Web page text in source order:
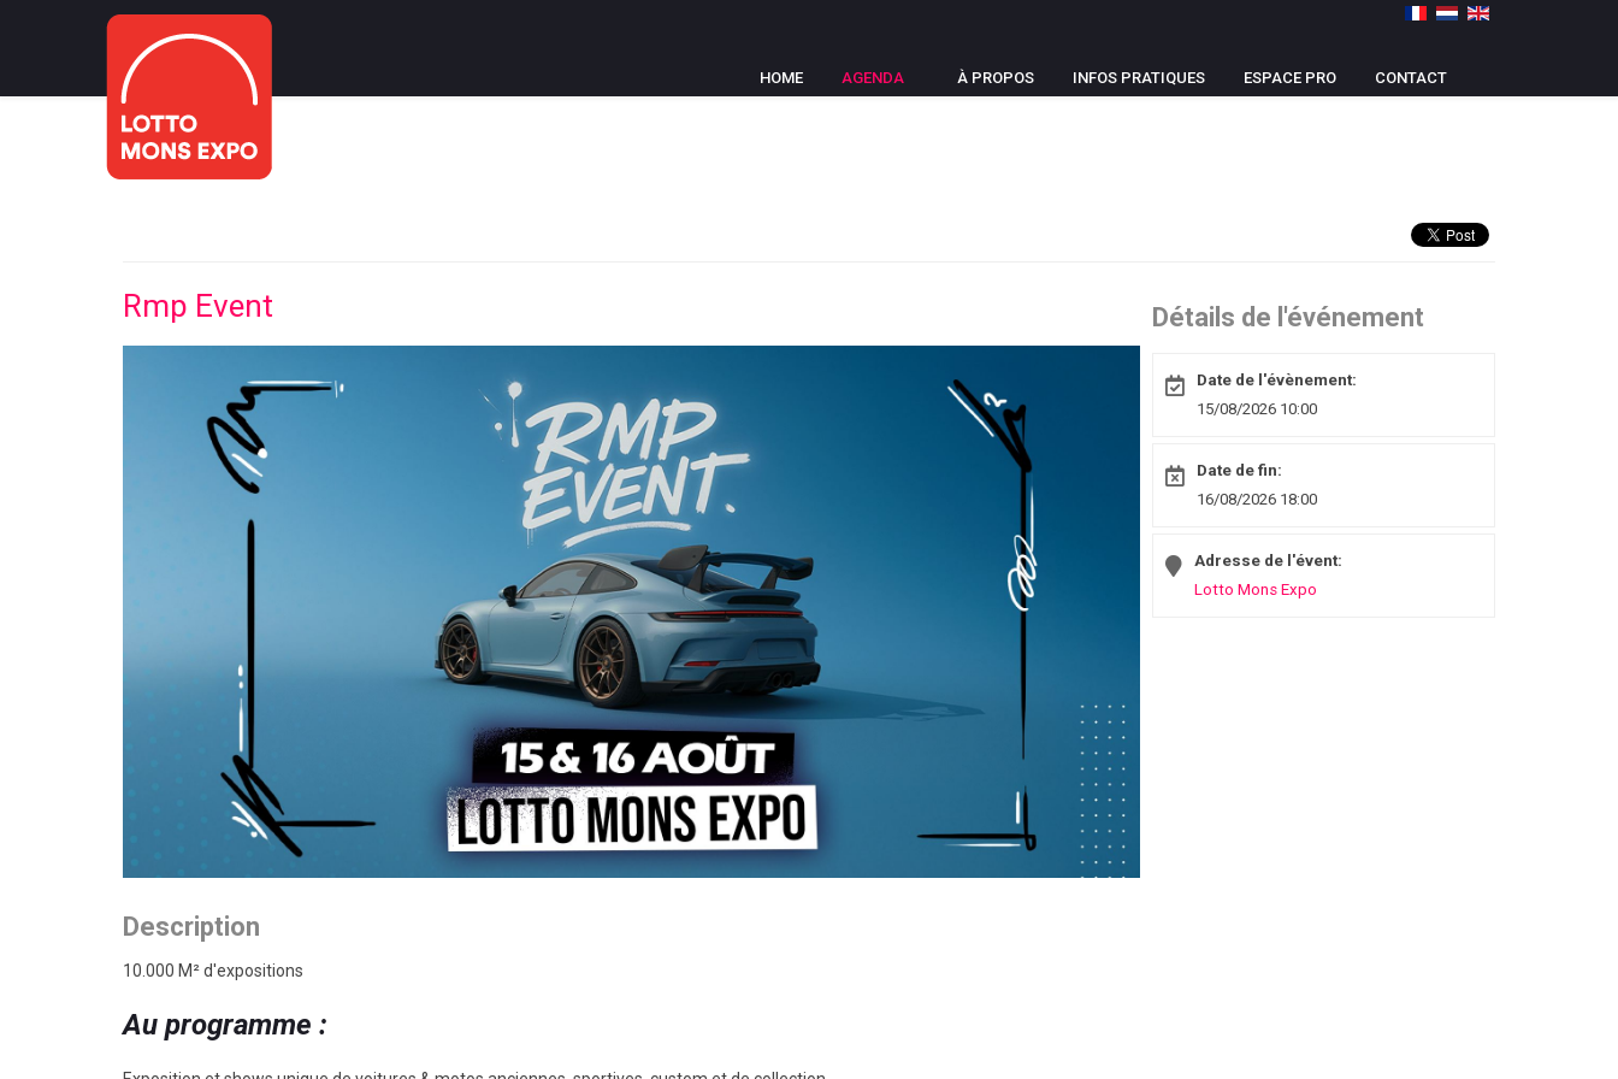
HOME AGENDA À PROPOS INFOS PRATIQUES ESPACE PRO CONTACT
Rmp Event
Description
10.000 M² d'expositions
Au programme :
Détails de l'événement
Date de l'évènement:
15/08/2026 10:00
Date de fin:
16/08/2026 18:00
Adresse de l'évent:
Lotto Mons Expo